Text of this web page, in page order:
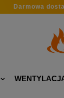
Darmowa